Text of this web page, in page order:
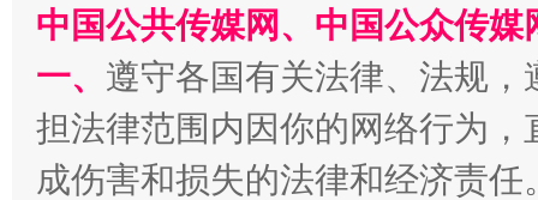
千年窑火 生生不息 一
中国公共传媒网、中国公众传
一、 遵守各国有关法律、法规
担法律范围内因你的网络行为
成伤害和损失的法律和经济责